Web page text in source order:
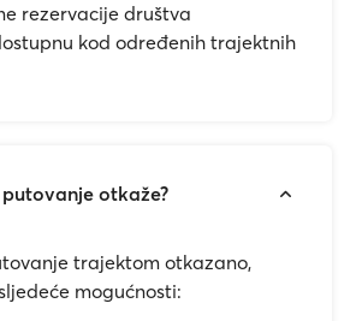
rezervacije društva
kod određenih trajektnih
otkaže?
trajektom otkazano,
mogućnosti: